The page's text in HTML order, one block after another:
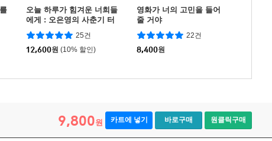
오늘 하루가 힘겨운 너희들
에게 : 오은영의 사춘기 터
널 통과법 아이편
25건
12,600원 (10% 할인)
영화가 너의 고민을 들어
줄 거야
22건
8,400원
9,800원 카트에 넣기 바로구매 원클릭구매